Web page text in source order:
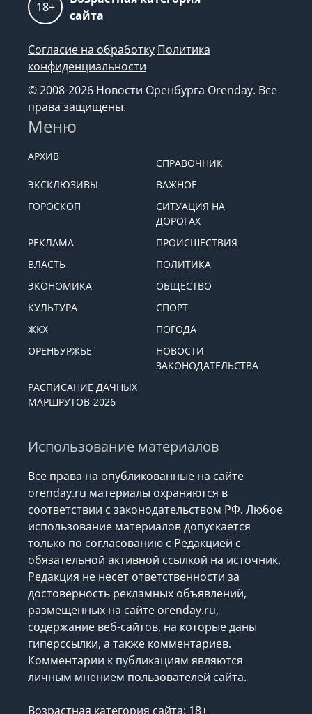
18+
сайта
Согласие на обработку Политика
конфиденциальности
© 2008-2026 Новости Оренбурга Orenday. Все
права защищены.
Меню
АРХИВ
СПРАВОЧНИК
ЭКСКЛЮЗИВЫ
ВАЖНОЕ
ГОРОСКОП
СИТУАЦИЯ НА
ДОРОГАХ
РЕКЛАМА
ПРОИСШЕСТВИЯ
ВЛАСТЬ
ПОЛИТИКА
ЭКОНОМИКА
ОБЩЕСТВО
КУЛЬТУРА
СПОРТ
ЖКХ
ПОГОДА
ОРЕНБУРЖЬЕ
НОВОСТИ
ЗАКОНОДАТЕЛЬСТВА
РАСПИСАНИЕ ДАЧНЫХ
МАРШРУТОВ-2026
Использование материалов
Все права на опубликованные на сайте
orenday.ru материалы охраняются в
соответствии с законодательством РФ. Любое
использование материалов допускается
только по согласованию с Редакцией с
обязательной активной ссылкой на источник.
Редакция не несет ответственности за
достоверность рекламных объявлений,
размещенных на сайте orenday.ru,
содержание веб-сайтов, на которые даны
гиперссылки, а также комментариев.
Комментарии к публикациям являются
личным мнением пользователей сайта.
Возрастная категория сайта: 18+